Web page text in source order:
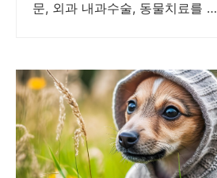
의
문, 외과 내과수술, 동물치료를 위